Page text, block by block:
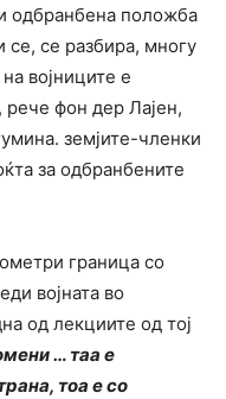
одбранбена положба
се, се разбира, многу
војниците е
рече фон дер Лајен,
земјите-членки
за одбранбените
граница со
војната во
од лекциите од тој
… таа е
тоа е со